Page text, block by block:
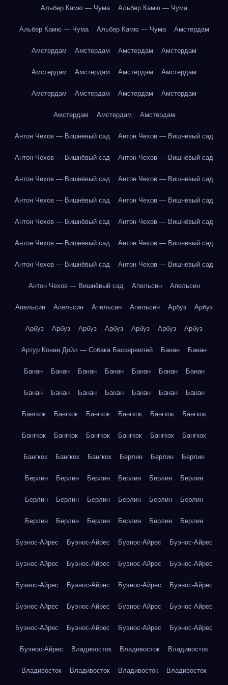
Альбер Камю — Чума Альбер Камю — Чума
Альбер Камю — Чума Альбер Камю — Чума Амстердам
Амстердам Амстердам Амстердам Амстердам
Амстердам Амстердам Амстердам Амстердам
Амстердам Амстердам Амстердам Амстердам
Амстердам Амстердам Амстердам
Антон Чехов — Вишнёвый сад Антон Чехов — Вишнёвый сад
Антон Чехов — Вишнёвый сад Антон Чехов — Вишнёвый сад
Антон Чехов — Вишнёвый сад Антон Чехов — Вишнёвый сад
Антон Чехов — Вишнёвый сад Антон Чехов — Вишнёвый сад
Антон Чехов — Вишнёвый сад Антон Чехов — Вишнёвый сад
Антон Чехов — Вишнёвый сад Антон Чехов — Вишнёвый сад
Антон Чехов — Вишнёвый сад Антон Чехов — Вишнёвый сад
Антон Чехов — Вишнёвый сад Апельсин Апельсин
Апельсин Апельсин Апельсин Апельсин Арбуз Арбуз
Арбуз Арбуз Арбуз Арбуз Арбуз Арбуз Арбуз
Артур Конан Дойл — Собака Баскервилей Банан Банан
Банан Банан Банан Банан Банан Банан Банан
Банан Банан Банан Банан Банан Банан Банан
Бангкок Бангкок Бангкок Бангкок Бангкок Бангкок
Бангкок Бангкок Бангкок Бангкок Бангкок Бангкок
Бангкок Бангкок Бангкок Берлин Берлин Берлин
Берлин Берлин Берлин Берлин Берлин Берлин
Берлин Берлин Берлин Берлин Берлин Берлин
Берлин Берлин Берлин Берлин Берлин Берлин
Буэнос-Айрес Буэнос-Айрес Буэнос-Айрес Буэнос-Айрес
Буэнос-Айрес Буэнос-Айрес Буэнос-Айрес Буэнос-Айрес
Буэнос-Айрес Буэнос-Айрес Буэнос-Айрес Буэнос-Айрес
Буэнос-Айрес Буэнос-Айрес Буэнос-Айрес Буэнос-Айрес
Буэнос-Айрес Буэнос-Айрес Буэнос-Айрес Буэнос-Айрес
Буэнос-Айрес Владивосток Владивосток Владивосток
Владивосток Владивосток Владивосток Владивосток